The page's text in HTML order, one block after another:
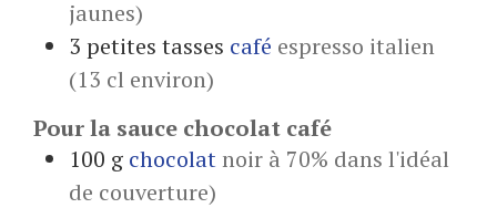
jaunes)
3 petites tasses café espresso italien
(13 cl environ)
Pour la sauce chocolat café
100 g chocolatnoir à 70% dans l'idéal
de couverture)